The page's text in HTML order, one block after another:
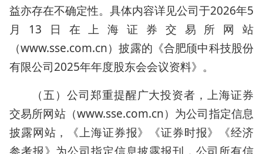
益亦存在不确定性。具体内容详见公司于2026年5
月13日在上海证券交易所网站
（www.sse.com.cn）披露的《合肥颀中科技股份
有限公司2025年年度股东会会议资料》。
（五）公司郑重提醒广大投资者，上海证券
交易所网站（www.sse.com.cn）为公司指定信息
披露网站，《上海证券报》《证券时报》《经济